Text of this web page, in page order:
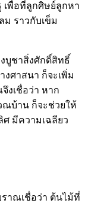
เพื่อที่ลูกศิษย์ลูกหา
ราวกับเข็ม
บูชาสิ่งศักดิ์สิทธิ์
ศาสนา ก็จะเพิ่ม
งเชื่อว่า หาก
ณบ้าน ก็จะช่วยให้
มีความเฉลียว
าณเชื่อว่า ต้นไม้ที่